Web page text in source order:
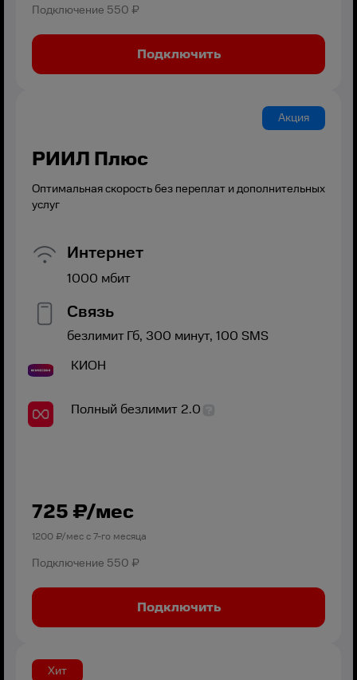
Подключение 550 ₽
Подключить
Акция
РИИЛ Плюс
Оптимальная скорость без переплат и дополнительных
услуг
Интернет
1000 мбит
Связь
безлимитГб, 300 минут, 100 SMS
КИОН
Полный безлимит 2.0
725 ₽/мес
1200₽/мес с7-го месяца
Подключение 550 ₽
Подключить
Хит